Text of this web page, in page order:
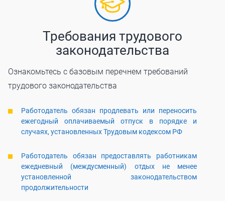
Требования трудового
законодательства
Ознакомьтесь с базовым перечнем требований
трудового законодательства
Работодатель обязан продлевать или переносить
ежегодный оплачиваемый отпуск в порядке и
случаях, установленных Трудовым кодексом РФ
Работодатель обязан предоставлять работникам
ежедневный (междусменный) отдых не менее
установленной законодательством
продолжительности